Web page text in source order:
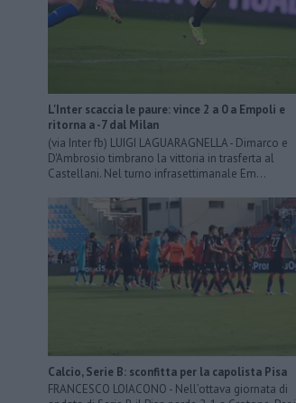
L'Inter scaccia le paure: vince 2 a 0 a Empoli e
ritorna a -7 dal Milan
(via Inter fb) LUIGI LAGUARAGNELLA - Dimarco e
D'Ambrosio timbrano la vittoria in trasferta al
Castellani. Nel turno infrasettimanale Em...
Calcio, Serie B: sconfitta per la capolista Pisa
FRANCESCO LOIACONO - Nell’ottava giornata di